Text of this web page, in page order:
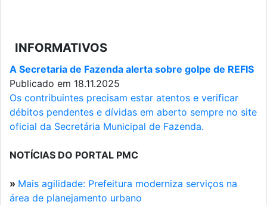
INFORMATIVOS
A Secretaria de Fazenda alerta sobre golpe de REFIS
Publicado em 18.11.2025
Os contribuintes precisam estar atentos e verificar
débitos pendentes e dívidas em aberto sempre no site
oficial da Secretária Municipal de Fazenda.
NOTÍCIAS DO PORTAL PMC
» Mais agilidade: Prefeitura moderniza serviços na
área de planejamento urbano